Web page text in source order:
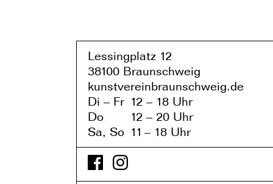
Lessingplatz 12
38100 Braunschweig
kunstvereinbraunschweig.de
Di – Fr
Do
Sa, So
12 – 18 Uhr
12 – 20 Uhr
11– 18 Uhr